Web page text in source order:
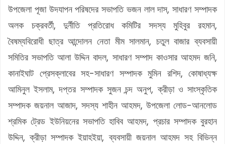
উপজেলা পূজা উদযাপন পরিষদের সভাপতি ভজন লাল দাস, সাধারণ সম্পাদক
অলক চক্রবর্তী, দুর্নীতি প্রতিরোধ কমিটির সদস্য মুহিবুর রহমান,
বৈষম্যবিরোধী ছাত্র আন্দোলন নেতা মীম সালমান, চতুল বাজার ব্যবসায়ী
সমিতির সভাপতি আলা উদ্দিন বাদল, সাধারণ সম্পাদ কাওসার আহমদ জনি,
কানাইঘাট প্রেসক্লাবের সহ-সাধারণ সম্পাদক মুমিন রশিদ, কোষাধ্যক্ষ
আমিনুল ইসলাম, দপ্তর সম্পাদক সুজন চন্দ অনুপ, ক্রীড়া ও সাংস্কৃতিক
সম্পাদক জয়নাল আজাদ, সদস্য শাহীন আহমদ, উপজেলা লোড-আনলোড
শ্রমিক ট্রেড ইউনিয়নের সভাপতি হাবিব আহমদ, প্রচার সম্পাদক বুরহান
উদ্দিন, ক্রীড়া সম্পাদক ইয়াহইয়া, ব্যবসায়ী জয়নাল আহমদ সহ বিভিন্ন